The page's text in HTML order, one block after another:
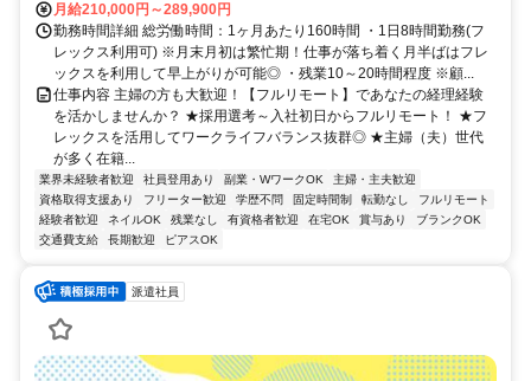
月給210,000円～289,900円
勤務時間詳細 総労働時間：1ヶ月あたり160時間 ・1日8時間勤務(フ
レックス利用可) ※月末月初は繁忙期！仕事が落ち着く月半ばはフレ
ックスを利用して早上がりが可能◎ ・残業10～20時間程度 ※顧...
仕事内容 主婦の方も大歓迎！【フルリモート】であなたの経理経験
を活かしませんか？ ★採用選考～入社初日からフルリモート！ ★フ
レックスを活用してワークライフバランス抜群◎ ★主婦（夫）世代
が多く在籍...
業界未経験者歓迎 社員登用あり 副業・WワークOK
主婦・主夫歓迎
資格取得支援あり
フリーター歓迎 学歴不問 固定時間制 転勤なし
フルリモート
経験者歓迎
ネイルOK 残業なし 有資格者歓迎 在宅OK 賞与あり
ブランクOK
交通費支給
長期歓迎 ピアスOK
派遣社員